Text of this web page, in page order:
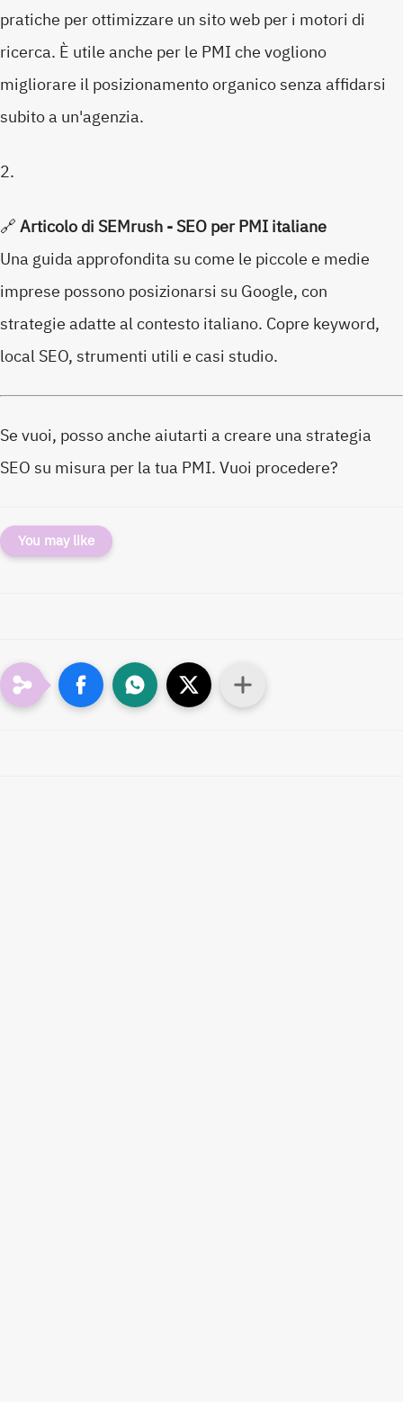
pratiche per ottimizzare un sito web per i motori di
ricerca. È utile anche per le PMI che vogliono
migliorare il posizionamento organico senza affidarsi
subito a un'agenzia.
🔗Articolo di SEMrush - SEO per PMI italiane
Una guida approfondita su come le piccole e medie
imprese possono posizionarsi su Google, con
strategie adatte al contesto italiano. Copre keyword,
local SEO, strumenti utili e casi studio.
Se vuoi, posso anche aiutarti a creare una strategia
SEO su misura per la tua PMI. Vuoi procedere?
You may like